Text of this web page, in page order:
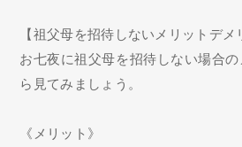
【祖父母を招待しないメリットデメ
お七夜に祖父母を招待しない場合
ら見てみましょう。
《メリット》